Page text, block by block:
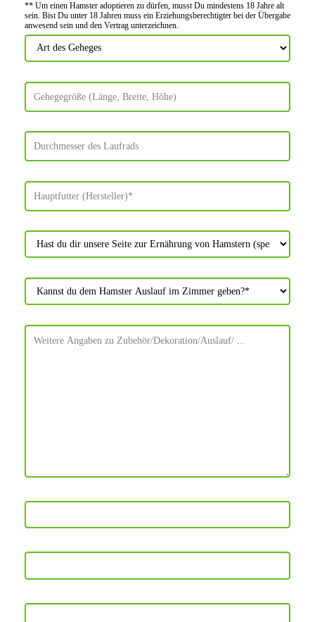
** Um einen Hamster adoptieren zu dürfen, musst Du mindes­tens 18 Jahre alt
sein. Bist Du unter 18 Jahren muss ein Erziehungs­berechtigter bei der Über­gabe
anwes­end sein und den Vertrag unter­zeichnen.